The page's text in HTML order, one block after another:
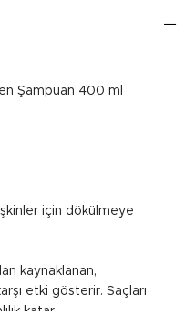
Şampuan 400 ml
için dökülmeye
kaynaklanan,
etki gösterir. Saçları
katar.